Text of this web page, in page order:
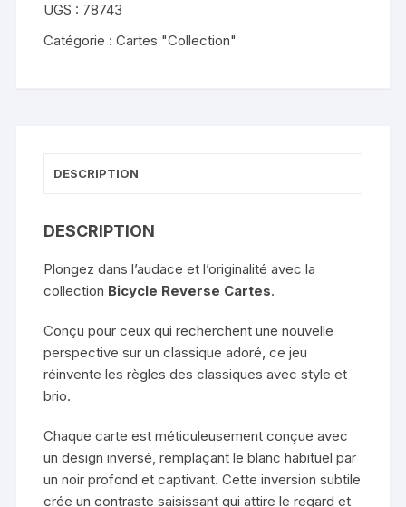
Reverse
(Yellow)
UGS : 78743
Catégorie :Cartes "Collection"
DESCRIPTION
DESCRIPTION
Plongez dans l’audace et l’originalité avec la
collection Bicycle Reverse Cartes.
Conçu pour ceux qui recherchent une nouvelle
perspective sur un classique adoré, ce jeu
réinvente les règles des classiques avec style et
brio.
Chaque carte est méticuleusement conçue avec
un design inversé, remplaçant le blanc habituel par
un noir profond et captivant. Cette inversion subtile
crée un contraste saisissant qui attire le regard et